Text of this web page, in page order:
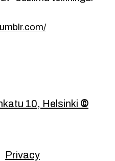
10, Helsinki ©
Privacy